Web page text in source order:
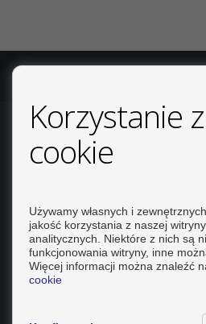
03181 Torrevieja
+34 626234943
+34 966928738
info@inmo-api.net
Korzystanie
cookie
Używamy własnych i
jakość korzystania z naszej
analitycznych. Niektóre z nich są
funkcjonowania witryny, inne
Więcej informacji można znaleźć
cookie